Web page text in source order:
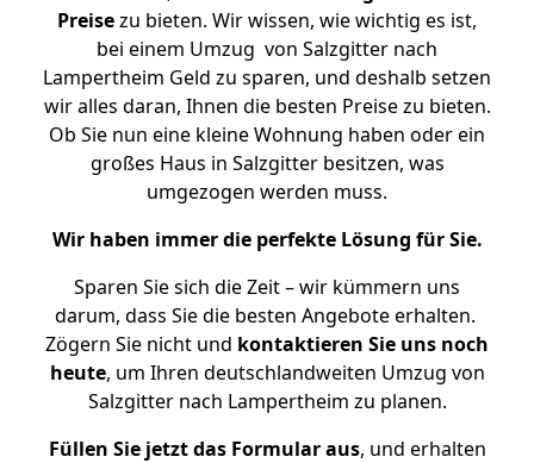
Preisezu bieten. Wir wissen, wie wichtig es ist,
bei einem Umzug von Salzgitter nach
Lampertheim Geld zu sparen, und deshalb setzen
wir alles daran, Ihnen die besten Preise zu bieten.
Ob Sie nun eine kleine Wohnung haben oder ein
großes Haus in Salzgitter besitzen, was
umgezogen werden muss.
Wir haben immer die perfekte Lösung für Sie.
Sparen Sie sich die Zeit – wir kümmern uns
darum, dass Sie die besten Angebote erhalten.
Zögern Sie nicht und kontaktieren Sie uns noch
heute, um Ihren deutschlandweiten Umzug von
Salzgitter nach Lampertheim zu planen.
Füllen Sie jetzt das Formular aus, und erhalten